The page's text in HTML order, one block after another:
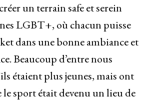
un terrain safe et serein
LGBT+, où chacun puisse
dans une bonne ambiance et
Beaucoup d’entre nous
étaient plus jeunes, mais ont
le sport était devenu un lieu de